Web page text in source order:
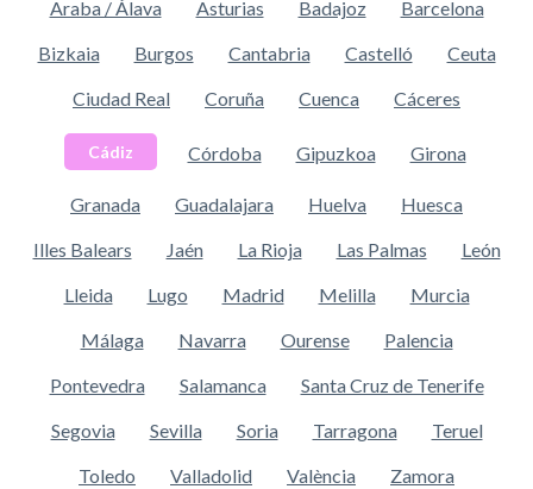
Araba / Álava
Asturias Badajoz
Barcelona
Bizkaia
Burgos Cantabria Castelló
Ceuta
Ciudad Real
Coruña Cuenca Cáceres
Cádiz Córdoba Gipuzkoa Girona
Granada Guadalajara Huelva
Huesca
Illes Balears
Jaén La Rioja Las Palmas
León
Lleida
Lugo Madrid Melilla
Murcia
Málaga
Navarra Ourense
Palencia
Pontevedra
Salamanca
Santa Cruz de Tenerife
Segovia
Sevilla Soria Tarragona
Teruel
Toledo
Valladolid València
Zamora